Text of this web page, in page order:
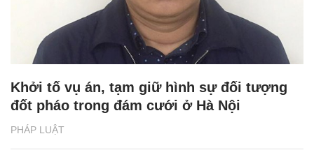
PHÁP LUẬT
Khởi tố vụ án, tạm giữ hình sự đối tượng
đốt pháo trong đám cưới ở Hà Nội